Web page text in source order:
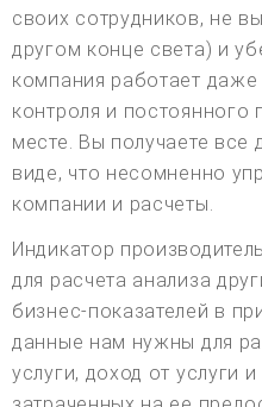
своих сотрудников, не
другом конце света) и
компания работает
контроля и постоянного
месте. Вы получаете все
виде, что несомненно
компании и расчеты.
Индикатор
для расчета анализа
бизнес-показателей в
данные нам нужны для
услуги, доход от услуги